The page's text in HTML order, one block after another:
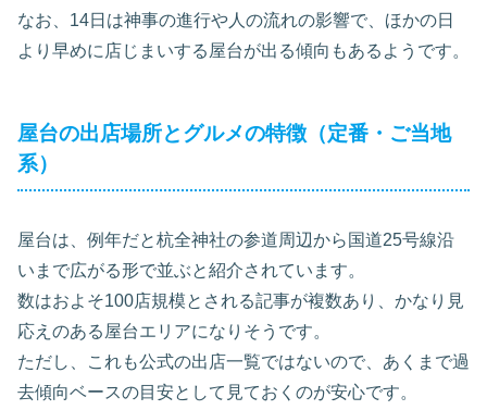
なお、14日は神事の進行や人の流れの影響で、ほかの日
より早めに店じまいする屋台が出る傾向もあるようです。
屋台の出店場所とグルメの特徴（定番・ご当地
系）
屋台は、例年だと杭全神社の参道周辺から国道25号線沿
いまで広がる形で並ぶと紹介されています。
数はおよそ100店規模とされる記事が複数あり、かなり見
応えのある屋台エリアになりそうです。
ただし、これも公式の出店一覧ではないので、あくまで過
去傾向ベースの目安として見ておくのが安心です。